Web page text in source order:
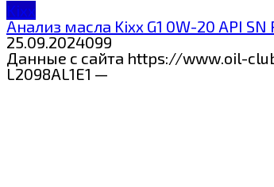
Kixx
Анализ масла Kixx G1 0W-20 API SN
25.09.2024099
Данные с сайта https://www.oil-
L2098AL1E1 —